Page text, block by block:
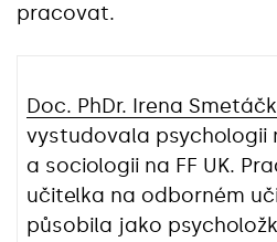
pracovat.
Doc. PhDr. Irena
vystudovala psychologii
a sociologii na FF UK.
učitelka na odborném
působila jako